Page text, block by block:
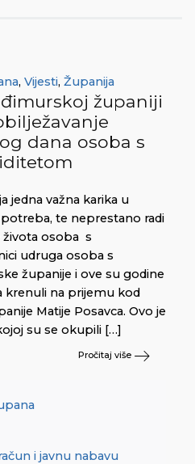
, Vijesti, Županija
županiji
dana osoba s
jedna važna karika u
te neprestano radi
osoba s
udruga osoba s
županije i ove su godine
krenuli na prijemu kod
Matije Posavca. Ovo je
su se okupili […]
Pročitaj više
i javnu nabavu